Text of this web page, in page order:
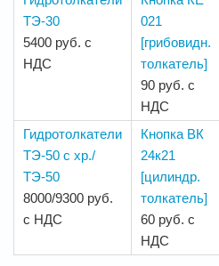
ТЭ-30
5400 руб. с
НДС
021
[грибовидн.
толкатель]
90 руб. с
НДС
Гидротолкатели
ТЭ-50 с хр./
ТЭ-50
8000/9300 руб.
с НДС
Кнопка ВК
24к21
[цилиндр.
толкатель]
60 руб. с
НДС